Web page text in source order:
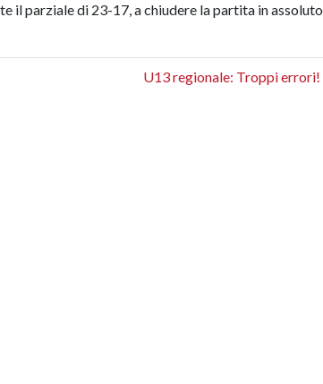
il parziale di 23-17, a chiudere la partita in assoluto
U13 regionale: Troppi errori!